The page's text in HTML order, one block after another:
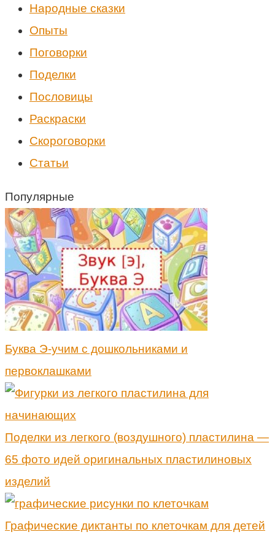
Народные сказки
Опыты
Поговорки
Поделки
Пословицы
Раскраски
Скороговорки
Статьи
Популярные
Буква Э-учим с дошкольниками и
первоклашками
Поделки из легкого (воздушного) пластилина —
65 фото идей оригинальных пластилиновых
изделий
Графические диктанты по клеточкам для детей